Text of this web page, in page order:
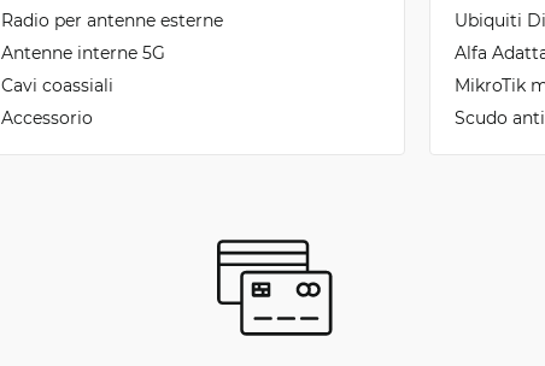
Radio per antenne esterne
Antenne interne 5G
Cavi coassiali
Accessorio
Ubiquiti
Alfa
MikroTik
Scudo